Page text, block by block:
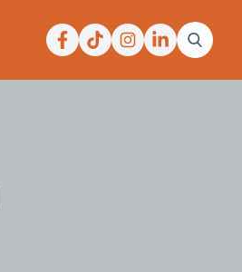
Facebook
TiktokInstagram
Linkedin